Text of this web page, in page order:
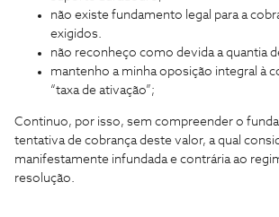
não existe fundamento legal para a
exigidos.
não reconheço como devida a quantia
mantenho a minha oposição integral à
“taxa de ativação”;
Continuo, por isso, sem compreender o
tentativa de cobrança deste valor, a qual
manifestamente infundada e contrária ao
resolução.